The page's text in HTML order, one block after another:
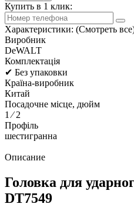
Купить в 1 клик:
Характеристики: (Смотреть
Виробник
DeWALT
Комплектація
✔ Без упаковки
Країна-виробник
Китай
Посадочне місце, дюйм
1 ⁄ 2
Профіль
шестигранна
Описание
Головка для
DT7549